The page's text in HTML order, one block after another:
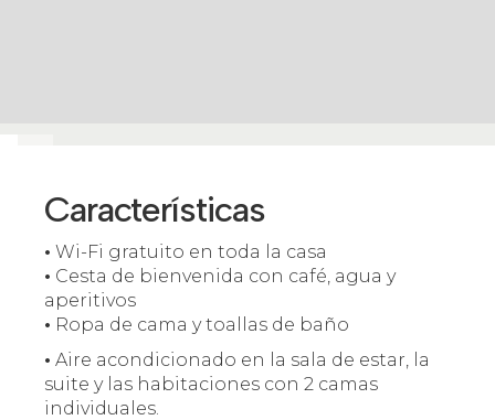
Características
• Wi-Fi gratuito en toda la casa
• Cesta de bienvenida con café, agua y
aperitivos
• Ropa de cama y toallas de baño
• Aire acondicionado en la sala de estar, la
suite y las habitaciones con 2 camas
individuales.